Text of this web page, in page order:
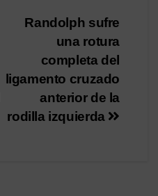
Randolph sufre
una rotura
completa del
ligamento cruzado
anterior de la
rodilla izquierda